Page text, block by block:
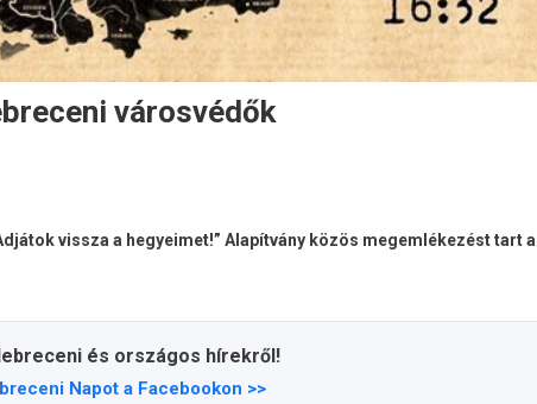
városvédők
vissza a hegyeimet!” Alapítvány közös megemlékezést tart a
és országos hírekről!
Napot a Facebookon >>